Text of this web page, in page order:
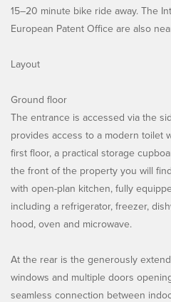
15–20 minute bike ride away. The
European Patent Office are also
Layout
Ground floor
The entrance is accessed via the
provides access to a modern toilet
first floor, a practical storage
the front of the property you will
with open-plan kitchen, fully
including a refrigerator, freezer,
hood, oven and microwave.
At the rear is the generously
windows and multiple doors
seamless connection between